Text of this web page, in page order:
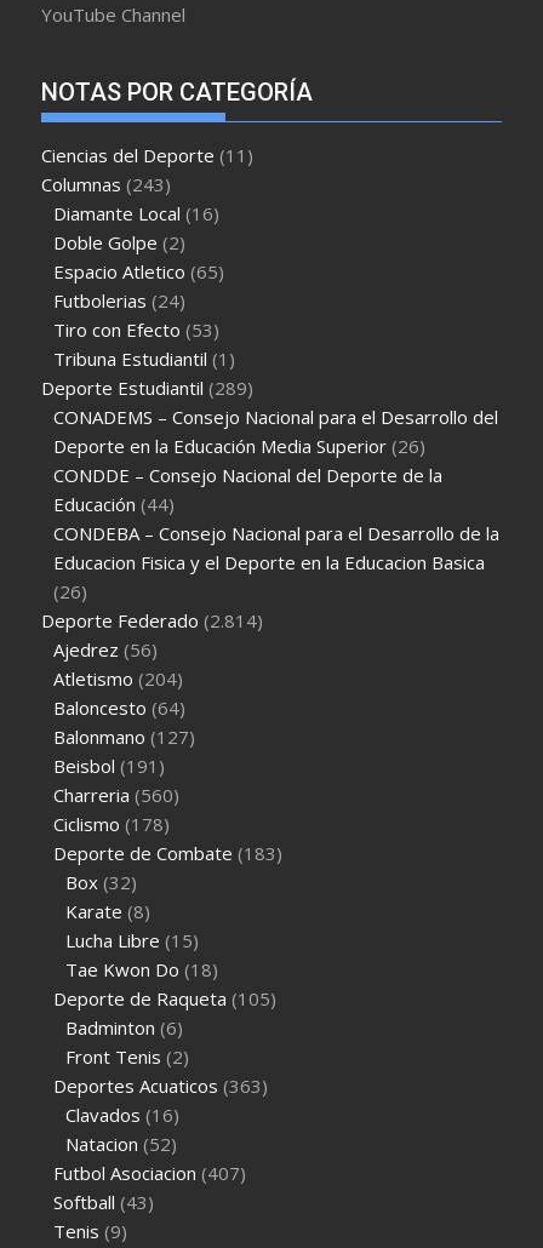
YouTube Channel
NOTAS POR CATEGORÍA
Ciencias del Deporte (11)
Columnas (243)
Diamante Local (16)
Doble Golpe (2)
Espacio Atletico (65)
Futbolerias (24)
Tiro con Efecto (53)
Tribuna Estudiantil (1)
Deporte Estudiantil (289)
CONADEMS – Consejo Nacional para el Desarrollo del
Deporte en la Educación Media Superior (26)
CONDDE – Consejo Nacional del Deporte de la
Educación (44)
CONDEBA – Consejo Nacional para el Desarrollo de la
Educacion Fisica y el Deporte en la Educacion Basica
(26)
Deporte Federado (2.814)
Ajedrez (56)
Atletismo (204)
Baloncesto (64)
Balonmano (127)
Beisbol (191)
Charreria (560)
Ciclismo (178)
Deporte de Combate (183)
Box (32)
Karate (8)
Lucha Libre (15)
Tae Kwon Do (18)
Deporte de Raqueta (105)
Badminton (6)
Front Tenis (2)
Deportes Acuaticos (363)
Clavados (16)
Natacion (52)
Futbol Asociacion (407)
Softball (43)
Tenis (9)